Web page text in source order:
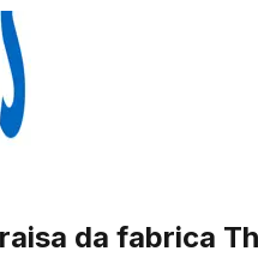
da fabrica